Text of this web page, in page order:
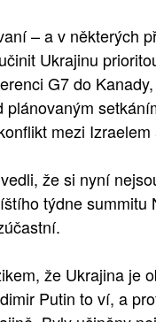
– a v některých
Ukrajinu
G7 do
mezi Izraelem
že si nyní
týdne summitu
že Ukrajina je
Putin to ví, a